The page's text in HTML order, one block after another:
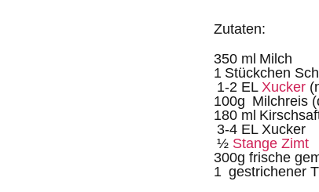
Zutaten:
350 ml Milch
1 Stückchen
1-2 ELXucker
100g Milchreis
180 ml
3-4 EL Xucker
½ Stange Zimt
300g frische
1 gestrichener